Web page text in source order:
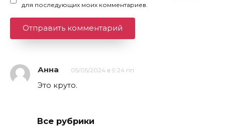
для последующих моих комментариев.
Анна 05/05/2024 в 9:24 пп
Это круто.
Все рубрики